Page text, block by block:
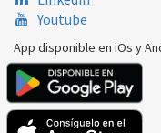
Youtube
App disponible en iOs y